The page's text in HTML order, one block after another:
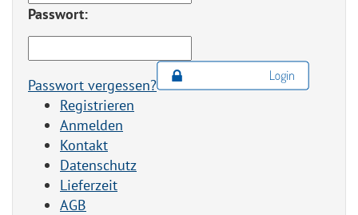
Passwort:
Passwort vergessen?
Registrieren
Anmelden
Kontakt
Datenschutz
Lieferzeit
AGB